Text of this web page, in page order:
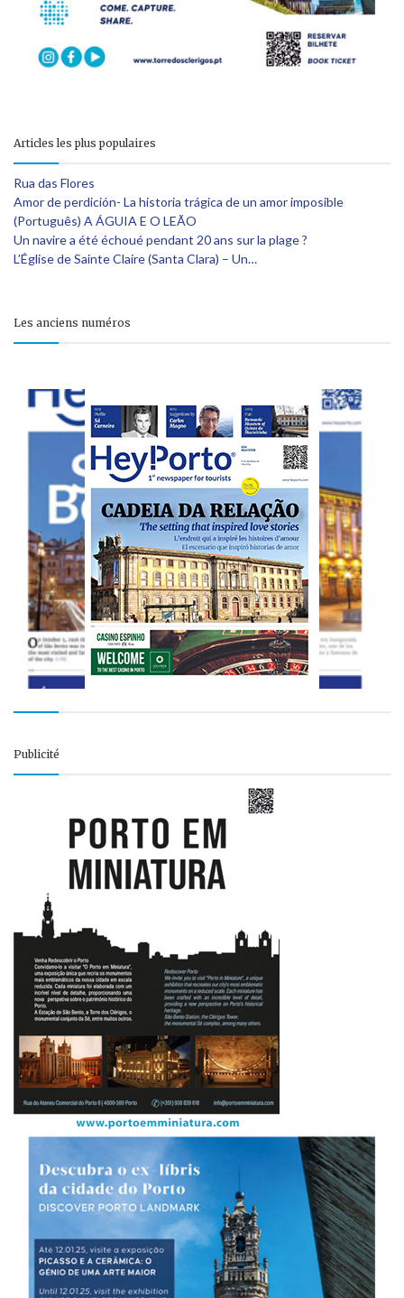
Articles les plus populaires
Rua das Flores
Amor de perdición- La historia trágica de un amor imposible
(Português) A ÁGUIA E O LEÃO
Un navire a été échoué pendant 20 ans sur la plage ?
L’Église de Sainte Claire (Santa Clara) – Un…
Les anciens numéros
Publicité